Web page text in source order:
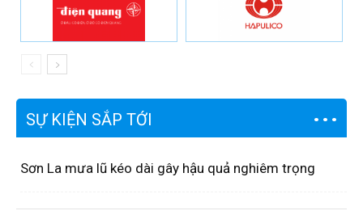
SỰ KIỆN SẮP TỚI
Sơn La mưa lũ kéo dài gây hậu quả nghiêm trọng